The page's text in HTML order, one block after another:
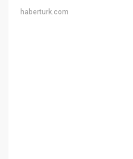
haberturk.com